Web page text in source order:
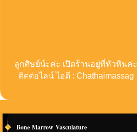
ลูกศิษย์น้ะค่ะ เปิดร้านอยู่ที่หัวหินค่ะ
ติดต่อไลน์ ไอดี : Chathaimassag
Bone Marrow Vasculature